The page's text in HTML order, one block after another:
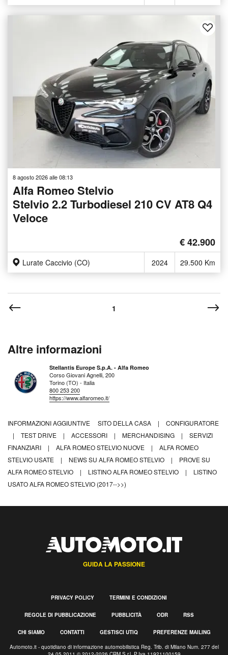
8 agosto 2026 alle 08:13
Alfa Romeo Stelvio
Stelvio 2.2 Turbodiesel 210 CV AT8 Q4
Veloce
€ 42.900
Lurate Caccivio (CO) 2024 29.500 Km
1
Altre informazioni
Stellantis Europe S.p.A. - Alfa Romeo
Corso Giovani Agnelli, 200
Torino (TO) - Italia
800 253 200
https://www.alfaromeo.it/
INFORMAZIONI AGGIUNTIVE SITO DELLA CASA |
CONFIGURATORE
|
TEST DRIVE | ACCESSORI | MERCHANDISING |
SERVIZI
FINANZIARI
| ALFA ROMEO STELVIO NUOVE |
ALFA ROMEO
STELVIO USATE
| NEWS SU ALFA ROMEO STELVIO |
PROVE SU
ALFA ROMEO STELVIO
| LISTINO ALFA ROMEO STELVIO |
LISTINO
USATO ALFA ROMEO STELVIO (2017-->>)
GUIDA LA PASSIONE
PRIVACY POLICY TERMINI E CONDIZIONI
REGOLE DI PUBBLICAZIONE PUBBLICITÀ ODR RSS
CHI SIAMO CONTATTI GESTISCI UTIQ PREFERENZE MAILING
Automoto.it - quotidiano di informazione automobilistica Reg. Trib. di Milano Num. 277 del